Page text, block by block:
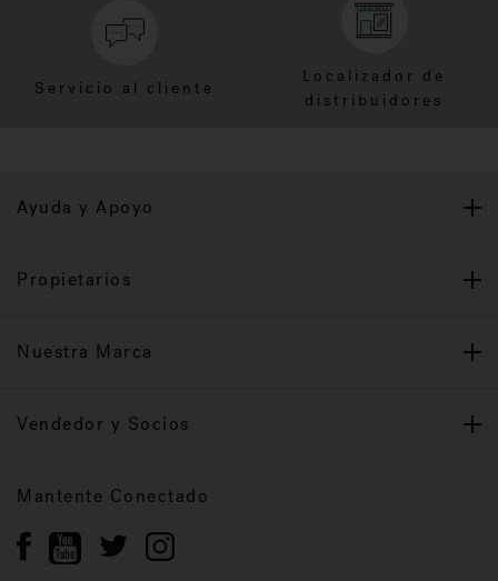
Servicio al cliente
Localizador de
distribuidores
Ayuda y Apoyo
Propietarios
Nuestra Marca
Vendedor y Socios
Mantente Conectado